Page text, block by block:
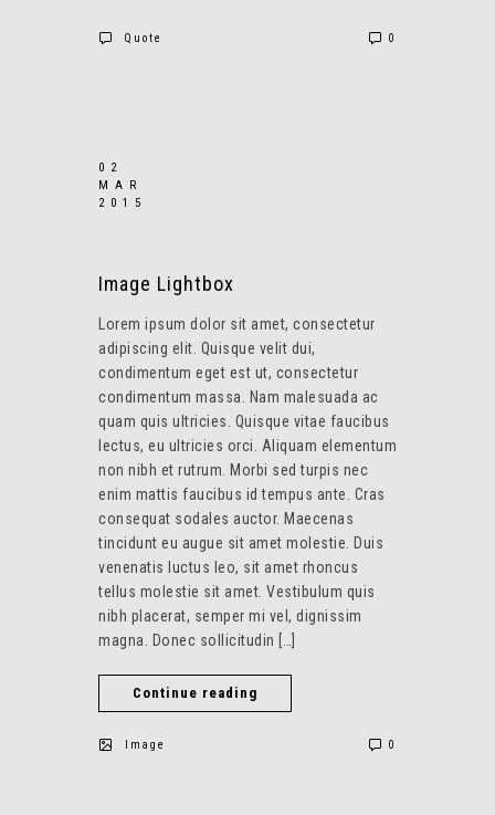
Quote 0
02
MAR
2015
Image Lightbox
Lorem ipsum dolor sit amet, consectetur
adipiscing elit. Quisque velit dui,
condimentum eget est ut, consectetur
condimentum massa. Nam malesuada ac
quam quis ultricies. Quisque vitae faucibus
lectus, eu ultricies orci. Aliquam elementum
non nibh et rutrum. Morbi sed turpis nec
enim mattis faucibus id tempus ante. Cras
consequat sodales auctor. Maecenas
tincidunt eu augue sit amet molestie. Duis
venenatis luctus leo, sit amet rhoncus
tellus molestie sit amet. Vestibulum quis
nibh placerat, semper mi vel, dignissim
magna. Donec sollicitudin […]
Continue reading
Image 0